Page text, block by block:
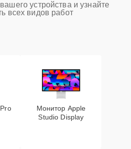
устройства и узнайте
всех видов работ
Монитор Apple
Studio Display